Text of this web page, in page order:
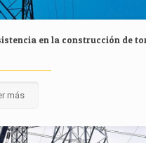
en la construcción de
más